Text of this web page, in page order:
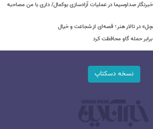
صداوسیما در عملیات آزادسازی بوکمال/ داری با من مصاحبه‌
در تالار هنر؛ قصه‌ای از شجاعت و خیال
حمله گاو محافظت کرد
نسخه دسکتاپ